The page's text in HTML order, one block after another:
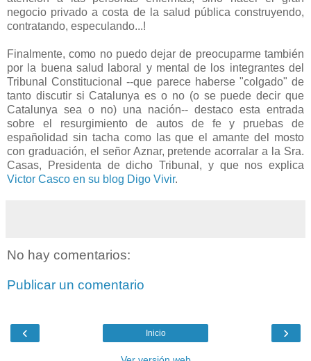
negocio privado a costa de la salud pública construyendo,
contratando, especulando...!
Finalmente, como no puedo dejar de preocuparme también
por la buena salud laboral y mental de los integrantes del
Tribunal Constitucional --que parece haberse "colgado" de
tanto discutir si Catalunya es o no (o se puede decir que
Catalunya sea o no) una nación-- destaco esta entrada
sobre el resurgimiento de autos de fe y pruebas de
españolidad sin tacha como las que el amante del mosto
con graduación, el señor Aznar, pretende acorralar a la Sra.
Casas, Presidenta de dicho Tribunal, y que nos explica
Victor Casco en su blog Digo Vivir.
No hay comentarios:
Publicar un comentario
‹ ›
Inicio